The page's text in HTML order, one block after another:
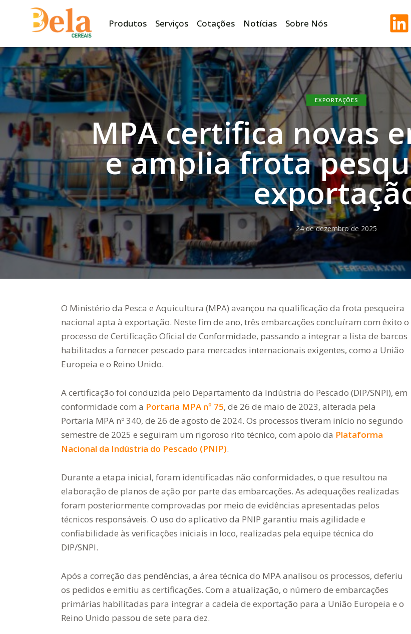
Produtos Serviços Cotações Notícias Sobre Nós
EXPORTAÇÕES
MPA certifica novas
e amplia frota
24 de dezembro de 2025
O Ministério da Pesca e Aquicultura (MPA) avançou na qualificação da frota pesqueira
nacional apta à exportação. Neste fim de ano, três embarcações concluíram com êxito o
processo de Certificação Oficial de Conformidade, passando a integrar a lista de barcos
habilitados a fornecer pescado para mercados internacionais exigentes, como a União
Europeia e o Reino Unido.
A certificação foi conduzida pelo Departamento da Indústria do Pescado (DIP/SNPI), em
conformidade com a Portaria MPA nº 75, de 26 de maio de 2023, alterada pela
Portaria MPA nº 340, de 26 de agosto de 2024. Os processos tiveram início no segundo
semestre de 2025 e seguiram um rigoroso rito técnico, com apoio da Plataforma
Nacional da Indústria do Pescado (PNIP).
Durante a etapa inicial, foram identificadas não conformidades, o que resultou na
elaboração de planos de ação por parte das embarcações. As adequações realizadas
foram posteriormente comprovadas por meio de evidências apresentadas pelos
técnicos responsáveis. O uso do aplicativo da PNIP garantiu mais agilidade e
confiabilidade às verificações iniciais in loco, realizadas pela equipe técnica do
DIP/SNPI.
Após a correção das pendências, a área técnica do MPA analisou os processos, deferiu
os pedidos e emitiu as certificações. Com a atualização, o número de embarcações
primárias habilitadas para integrar a cadeia de exportação para a União Europeia e o
Reino Unido passou de sete para dez.